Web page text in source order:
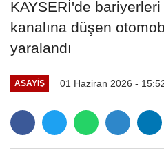
KAYSERİ'de
kanalına düşen
yaralandı
ASAYIŞ 01 Haziran 2026 -